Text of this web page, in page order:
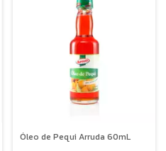
Óleo de Pequi Arruda 60mL